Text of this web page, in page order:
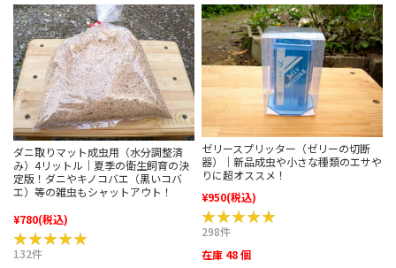
ダニ取りマット成虫用（水分調整済
み）4リットル｜夏季の衛生飼育の決
定版！ダニやキノコバエ（黒いコバ
エ）等の雑虫もシャットアウト！
¥780(税込)
★★★★★
★★★★★
132件
ゼリースプリッター（ゼリーの切断
器）｜新品成虫や小さな種類のエサや
りに超オススメ！
¥950(税込)
★★★★★
★★★★★
298件
在庫 48 個